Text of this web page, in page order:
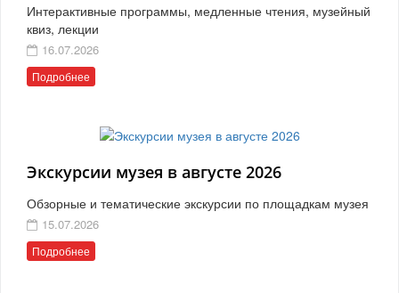
Интерактивные программы, медленные чтения, музейный
квиз, лекции
16.07.2026
Подробнее
Экскурсии музея в августе 2026
Обзорные и тематические экскурсии по площадкам музея
15.07.2026
Подробнее